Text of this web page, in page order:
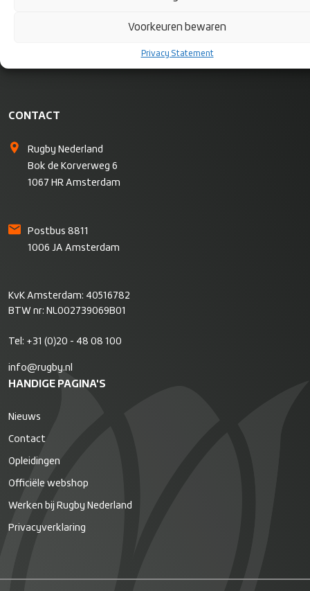
Voorkeuren bewaren
Privacy Statement
CONTACT
Rugby Nederland
Bok de Korverweg 6
1067 HR Amsterdam
Postbus 8811
1006 JA Amsterdam
KvK Amsterdam: 40516782
BTW nr: NL002739069B01
Tel: +31 (0)20 - 48 08 100
info@rugby.nl
HANDIGE PAGINA'S
Nieuws
Contact
Opleidingen
Officiële webshop
Werken bij Rugby Nederland
Privacyverklaring